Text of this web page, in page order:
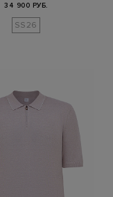
34 900 РУБ.
SS26